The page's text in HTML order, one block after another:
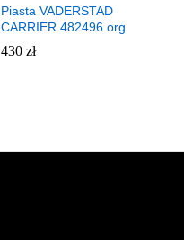
Piasta VADERSTAD
CARRIER 482496 org
430 zł